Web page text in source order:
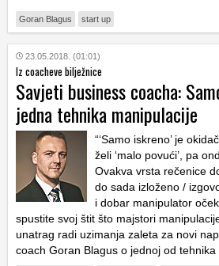
Goran Blagus start up
23.05.2018. (01:01)
Iz coacheve bilježnice
Savjeti business coacha:
jedna tehnika manipulacije
“‘Samo iskreno’ je
želi ‘malo povući’, pa
Ovakva vrsta rečenice
do sada izloženo /
i dobar manipulator
spustite svoj štit što majstori
unatrag radi uzimanja zaleta za novi
coach Goran Blagus o jednoj od tehnika